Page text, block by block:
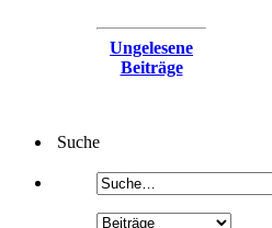
Ungelesene
Beiträge
Suche